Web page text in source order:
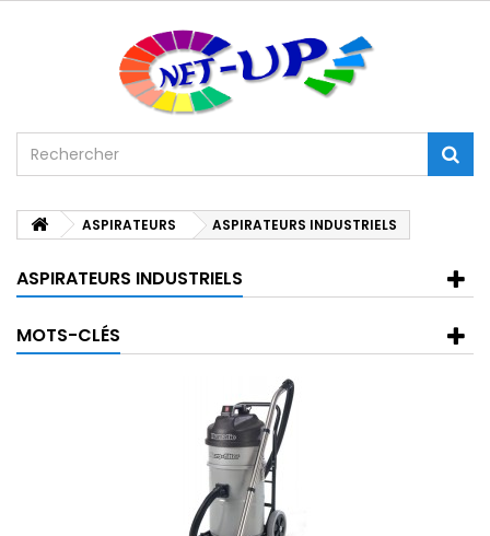
ASPIRATEURS ASPIRATEURS INDUSTRIELS
ASPIRATEURS INDUSTRIELS
MOTS-CLÉS